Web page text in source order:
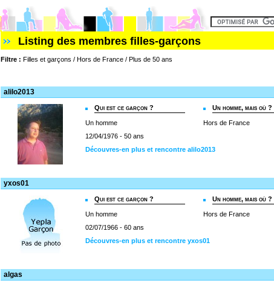
Listing des membres filles-garçons
Filtre : Filles et garçons / Hors de France / Plus de 50 ans
alilo2013
Qui est ce garçon ?
Un homme
12/04/1976 - 50 ans
Un homme, mais où ?
Hors de France
Découvres-en plus et rencontre alilo2013
yxos01
Qui est ce garçon ?
Un homme
02/07/1966 - 60 ans
Un homme, mais où ?
Hors de France
Découvres-en plus et rencontre yxos01
algas